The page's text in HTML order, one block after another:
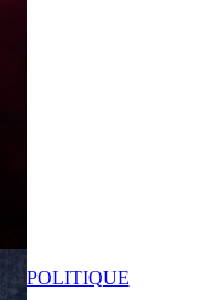
POLITIQUE